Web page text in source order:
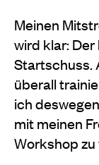
Meinen
wird klar:
Startschuss.
überall
ich
mit meinen
Workshop